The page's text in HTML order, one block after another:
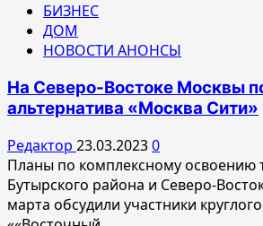
На
стройплощадке
Бутырского
района
подготовка
БИЗНЕС
ДОМ
НОВОСТИ АНОНСЫ
На Северо-Востоке Москвы
альтернатива «Москва Сити»
Редактор 23.03.20230
Планы по комплексному освоению
Бутырского района и Северо-
марта обсудили участники